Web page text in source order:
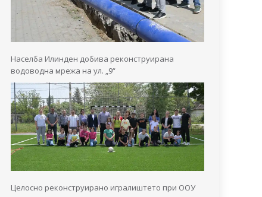
Населба Илинден добива реконструирана
водоводна мрежа на ул. „9“
Целосно реконструирано игралиштето при ООУ